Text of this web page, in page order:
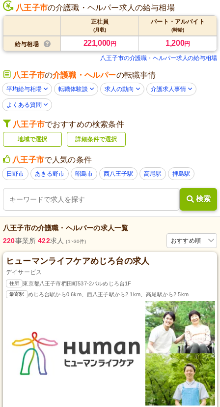
八王子市の介護職・ヘルパー求人の給与相場
正社員
(月収)
パート・アルバイト
(時給)
給与相場 221,000円 1,200円
八王子市の介護職・ヘルパー求人の給与相場
八王子市の介護職・ヘルパーの転職事情
平均給与相場 転職体験談 求人の動向 介護求人事情
よくある質問
八王子市でおすすめの検索条件
地域で選択 詳細条件で選択
八王子市で人気の条件
日野市 あきる野市 昭島市 西八王子駅 高尾駅 拝島駅
検索
八王子市の介護職・ヘルパーの求人一覧
おすすめ順
220事業所 422求人(1~30件)
ヒューマンライフケアめじろ台の求人
デイサービス
住所 東京都八王子市椚田町537-2パルめじろ台1F
最寄駅 めじろ台駅から0.6km、西八王子駅から2.1km、高尾駅から2.5km